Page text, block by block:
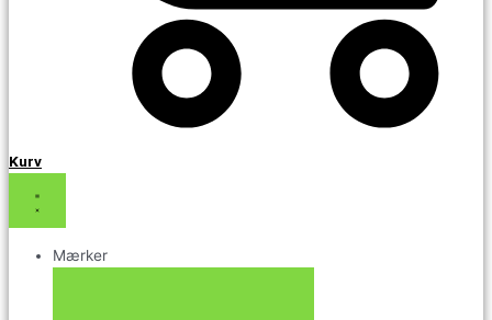
Kurv
Mærker